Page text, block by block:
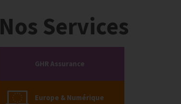
Nos Services
GHR Assurance
Europe & Numérique